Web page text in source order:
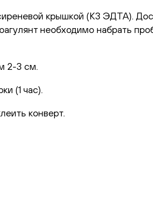
крышкой (К3 ЭДТА).
необходимо набрать
2-3 см.
(1 час).
конверт.